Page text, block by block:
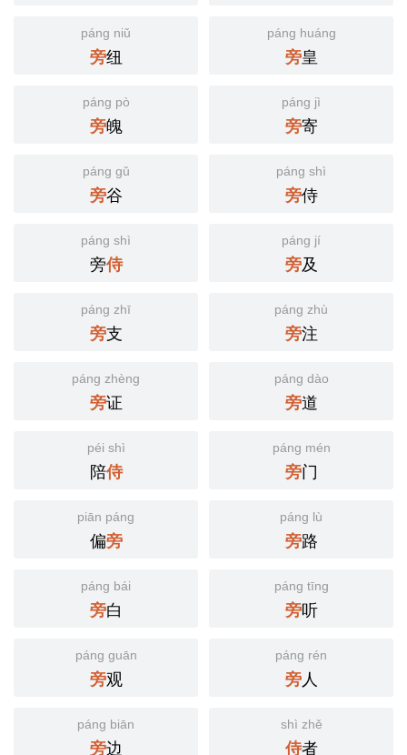
páng niǔ
旁纽
páng huáng
旁皇
páng pò
旁魄
páng jì
旁寄
páng gǔ
旁谷
páng shì
旁侍
páng shì
旁侍
páng jí
旁及
páng zhī
旁支
páng zhù
旁注
páng zhèng
旁证
páng dào
旁道
péi shì
陪侍
páng mén
旁门
piān páng
偏旁
páng lù
旁路
páng bái
旁白
páng tīng
旁听
páng guān
旁观
páng rén
旁人
páng biān
旁边
shì zhě
侍者